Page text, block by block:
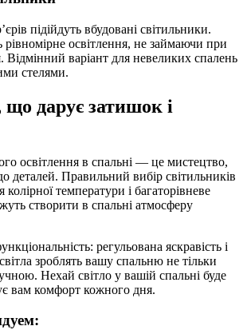
підійдуть вбудовані світильники.
освітлення, не займаючи при
Відмінний варіант для невеликих спалень
стелями.
що дарує затишок і
освітлення в спальні — це мистецтво,
деталей. Правильний вибір світильників
температури і багаторівневе
створити в спальні атмосферу
регульована яскравість і
зроблять вашу спальню не тільки
Нехай світло у вашій спальні буде
вам комфорт кожного дня.